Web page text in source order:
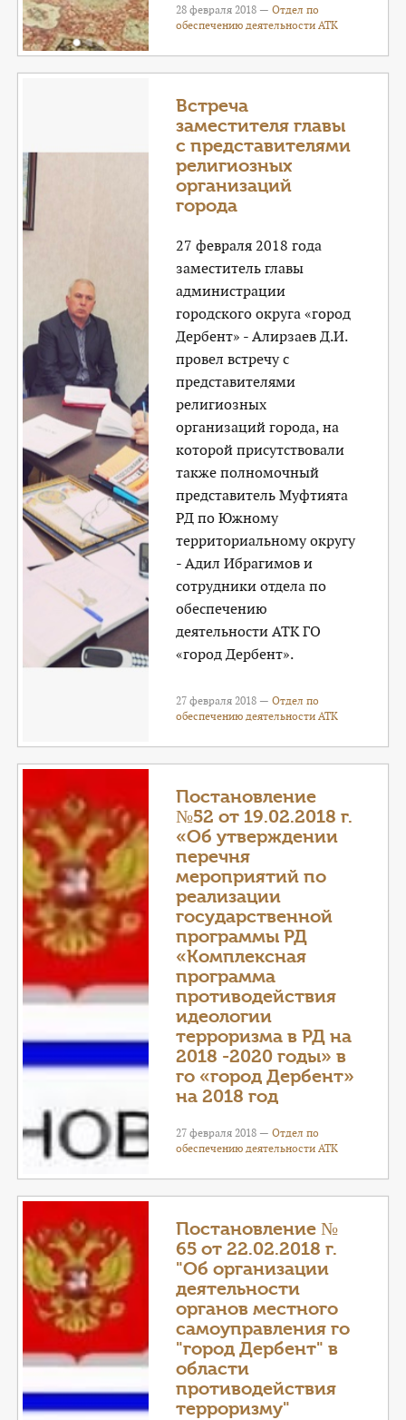
28 февраля 2018 —Отдел по
обеспечению деятельности АТК
Встреча
заместителя главы
с представителями
религиозных
организаций
города
27 февраля 2018 года
заместитель главы
администрации
городского округа «город
Дербент» - Алирзаев Д.И.
провел встречу с
представителями
религиозных
организаций города, на
которой присутствовали
также полномочный
представитель Муфтията
РД по Южному
территориальному округу
- Адил Ибрагимов и
сотрудники отдела по
обеспечению
деятельности АТК ГО
«город Дербент».
27 февраля 2018 —Отдел по
обеспечению деятельности АТК
Постановление
№52 от 19.02.2018 г.
«Об утверждении
перечня
мероприятий по
реализации
государственной
программы РД
«Комплексная
программа
противодействия
идеологии
терроризма в РД на
2018 -2020 годы» в
го «город Дербент»
на 2018 год
27 февраля 2018 —Отдел по
обеспечению деятельности АТК
Постановление №
65 от 22.02.2018 г.
"Об организации
деятельности
органов местного
самоуправления го
"город Дербент" в
области
противодействия
терроризму"